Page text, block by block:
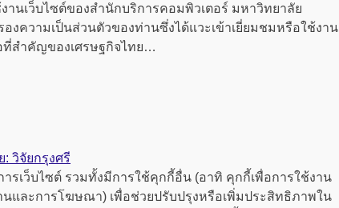
นเว็บไซต์ของสำนักบริการคอมพิวเตอร์ มหาวิทยาลัย
งความเป็นส่วนตัวของท่านซึ่งได้แวะเข้าเยี่ยมชมหรือใช้งาน
ที่สำคัญของเศรษฐกิจไทย…
วิจัยกรุงศรี
รเว็บไซต์ รวมทั้งมีการใช้คุกกี้อื่น (อาทิ คุกกี้เพื่อการใช้งาน
นและการโฆษณา) เพื่อช่วยปรับปรุงหรือเพิ่มประสิทธิภาพใน